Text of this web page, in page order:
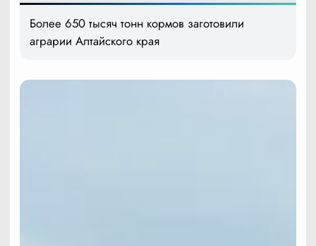
Более 650 тысяч тонн кормов заготовили
аграрии Алтайского края